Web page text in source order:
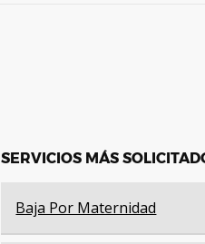
SERVICIOS MÁS
Baja Por Maternidad